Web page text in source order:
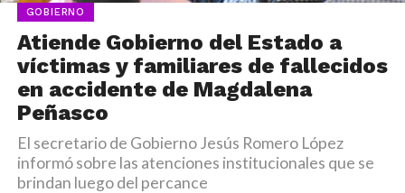
GOBIERNO
Atiende Gobierno del Estado a
víctimas y familiares de fallecidos
en accidente de Magdalena
Peñasco
El secretario de Gobierno Jesús Romero López
informó sobre las atenciones institucionales que se
brindan luego del percance